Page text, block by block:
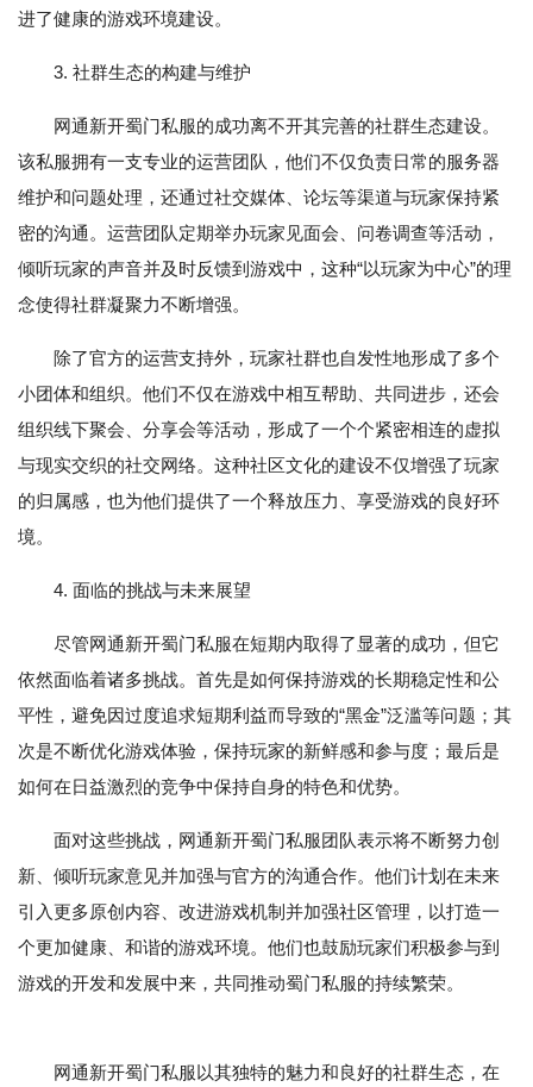
进了健康的游戏环境建设。
3. 社群生态的构建与维护
网通新开蜀门私服的成功离不开其完善的社群生态建设。
该私服拥有一支专业的运营团队，他们不仅负责日常的服务器
维护和问题处理，还通过社交媒体、论坛等渠道与玩家保持紧
密的沟通。运营团队定期举办玩家见面会、问卷调查等活动，
倾听玩家的声音并及时反馈到游戏中，这种“以玩家为中心”的理
念使得社群凝聚力不断增强。
除了官方的运营支持外，玩家社群也自发性地形成了多个
小团体和组织。他们不仅在游戏中相互帮助、共同进步，还会
组织线下聚会、分享会等活动，形成了一个个紧密相连的虚拟
与现实交织的社交网络。这种社区文化的建设不仅增强了玩家
的归属感，也为他们提供了一个释放压力、享受游戏的良好环
境。
4. 面临的挑战与未来展望
尽管网通新开蜀门私服在短期内取得了显著的成功，但它
依然面临着诸多挑战。首先是如何保持游戏的长期稳定性和公
平性，避免因过度追求短期利益而导致的“黑金”泛滥等问题；其
次是不断优化游戏体验，保持玩家的新鲜感和参与度；最后是
如何在日益激烈的竞争中保持自身的特色和优势。
面对这些挑战，网通新开蜀门私服团队表示将不断努力创
新、倾听玩家意见并加强与官方的沟通合作。他们计划在未来
引入更多原创内容、改进游戏机制并加强社区管理，以打造一
个更加健康、和谐的游戏环境。他们也鼓励玩家们积极参与到
游戏的开发和发展中来，共同推动蜀门私服的持续繁荣。
网通新开蜀门私服以其独特的魅力和良好的社群生态，在